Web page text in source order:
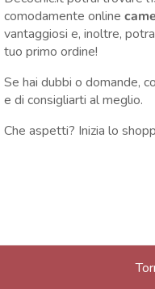
comodamente online
vantaggiosi e, inoltre,
tuo primo ordine!
Se hai dubbi o domande,
e di consigliarti al meglio.
Che aspetti? Inizia lo